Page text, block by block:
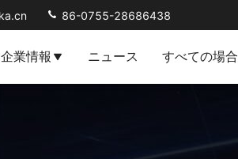
86-0755-28686438
企業情報 ニュース すべての場合